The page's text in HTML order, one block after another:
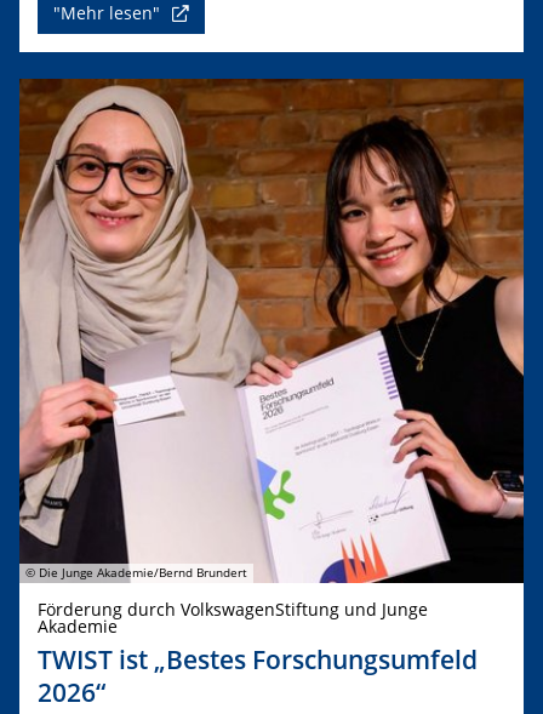
"Mehr lesen"
© Die Junge Akademie/Bernd Brundert
Förderung durch VolkswagenStiftung und Junge
Akademie
TWIST ist „Bestes Forschungsumfeld
2026“